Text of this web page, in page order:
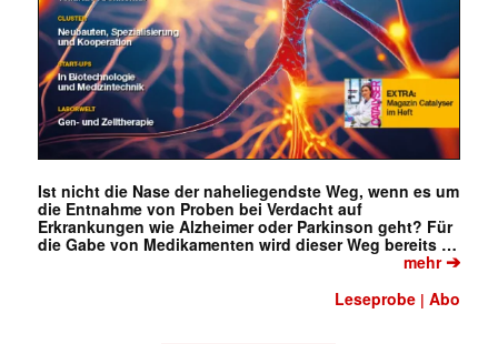
Ist nicht die Nase der naheliegendste Weg, wenn es um
die Entnahme von Proben bei Verdacht auf
Erkrankungen wie Alzheimer oder Parkinson geht? Für
die Gabe von Medikamenten wird dieser Weg bereits …
mehr➔
Leseprobe |Abo